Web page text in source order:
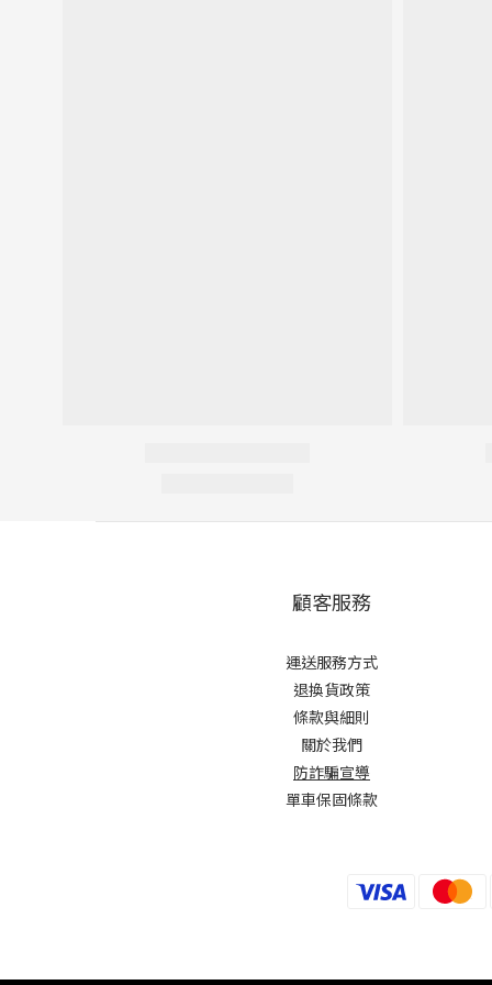
顧客服務
運送服務方式
退換貨政策
條款與細則
關於我們
防詐騙宣導
單車保固條款